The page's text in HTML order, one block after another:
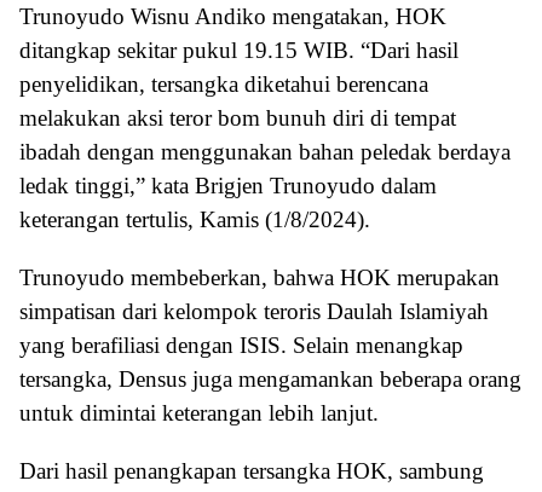
Trunoyudo Wisnu Andiko mengatakan, HOK
ditangkap sekitar pukul 19.15 WIB. “Dari hasil
penyelidikan, tersangka diketahui berencana
melakukan aksi teror bom bunuh diri di tempat
ibadah dengan menggunakan bahan peledak berdaya
ledak tinggi,” kata Brigjen Trunoyudo dalam
keterangan tertulis, Kamis (1/8/2024).
Trunoyudo membeberkan, bahwa HOK merupakan
simpatisan dari kelompok teroris Daulah Islamiyah
yang berafiliasi dengan ISIS. Selain menangkap
tersangka, Densus juga mengamankan beberapa orang
untuk dimintai keterangan lebih lanjut.
Dari hasil penangkapan tersangka HOK, sambung